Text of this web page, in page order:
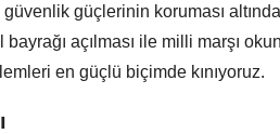
güvenlik güçlerinin koruması
açılması ile milli marşı
en güçlü biçimde kınıyoruz.